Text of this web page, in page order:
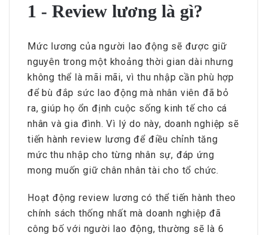
1 - Review lương là gì?
Mức lương của người lao động sẽ được giữ
nguyên trong một khoảng thời gian dài nhưng
không thể là mãi mãi, vì thu nhập cần phù hợp
để bù đắp sức lao động mà nhân viên đã bỏ
ra, giúp họ ổn định cuộc sống kinh tế cho cá
nhân và gia đình. Vì lý do này, doanh nghiệp sẽ
tiến hành review lương để điều chỉnh tăng
mức thu nhập cho từng nhân sự, đáp ứng
mong muốn giữ chân nhân tài cho tổ chức.
Hoạt động review lương có thể tiến hành theo
chính sách thống nhất mà doanh nghiệp đã
công bố với người lao động, thường sẽ là 6